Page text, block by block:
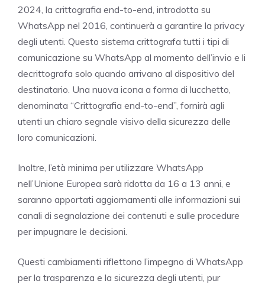
2024, la crittografia end-to-end, introdotta su
WhatsApp nel 2016, continuerà a garantire la privacy
degli utenti. Questo sistema crittografa tutti i tipi di
comunicazione su WhatsApp al momento dell’invio e li
decrittografa solo quando arrivano al dispositivo del
destinatario. Una nuova icona a forma di lucchetto,
denominata “Crittografia end-to-end”, fornirà agli
utenti un chiaro segnale visivo della sicurezza delle
loro comunicazioni.
Inoltre, l’età minima per utilizzare WhatsApp
nell’Unione Europea sarà ridotta da 16 a 13 anni, e
saranno apportati aggiornamenti alle informazioni sui
canali di segnalazione dei contenuti e sulle procedure
per impugnare le decisioni.
Questi cambiamenti riflettono l’impegno di WhatsApp
per la trasparenza e la sicurezza degli utenti, pur